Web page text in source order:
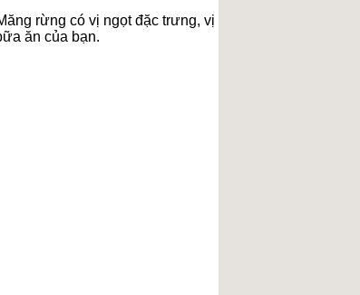
rừng có vị ngọt đặc trưng, vị
ăn của bạn.